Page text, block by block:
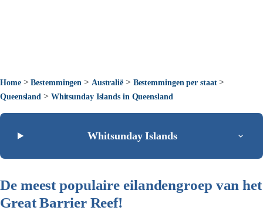
Home>Bestemmingen > Australië> Bestemmingen per staat>
Queensland > Whitsunday Islands in Queensland
Whitsunday Islands
De meest populaire eilandengroep van het
Great Barrier Reef!